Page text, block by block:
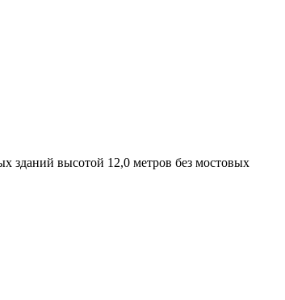
высотой 12,0 метров без мостовых